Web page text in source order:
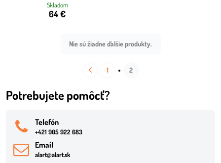
Skladom
64 €
Nie sú žiadne ďalšie produkty.
1 2
Potrebujete pomôcť?
Telefón
+421 905 922 683
Email
alart@alart.sk